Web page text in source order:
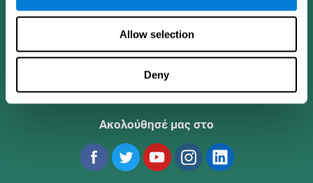
Allow selection
Deny
Ακολούθησέ μας στο